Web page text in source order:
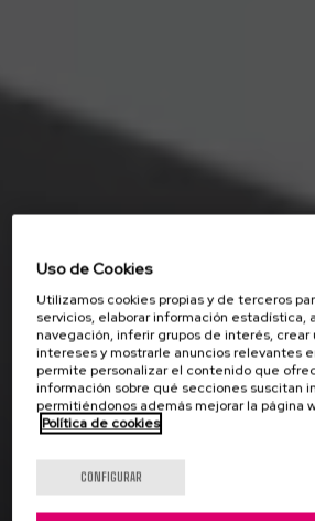
Uso de Cookies
Utilizamos cookies propias y de terceros
servicios, elaborar información estadística,
navegación, inferir grupos de interés, crear
intereses y mostrarle anuncios relevantes
permite personalizar el contenido que
información sobre qué secciones suscitan
permitiéndonos además mejorar la página
Política de cookies
CONFIGURAR